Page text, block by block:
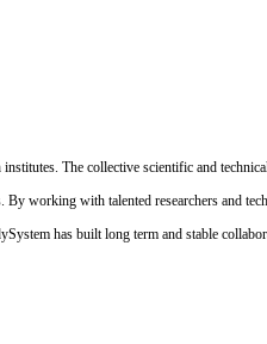
The collective scientific and
working with talented researchers and
has built long term and stable